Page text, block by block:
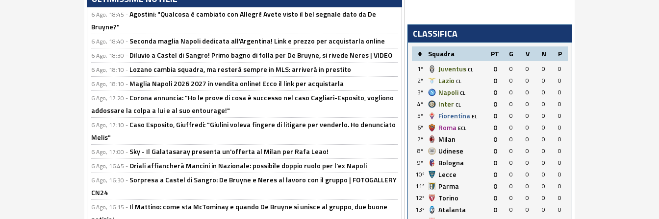
6 Ago, 18:45 -Agostini: "Qualcosa è cambiato con Allegri! Avete visto il bel segnale dato da De
Bruyne?"
6 Ago, 18:40 - Seconda maglia Napoli dedicata all'Argentina! Link e prezzo per acquistarla online
6 Ago, 18:30 - Diluvio a Castel di Sangro! Primo bagno di folla per De Bruyne, si rivede Neres | VIDEO
6 Ago, 18:10 - Lozano cambia squadra, ma resterà sempre in MLS: arriverà in prestito
6 Ago, 18:10 - Maglia Napoli 2026 2027 in vendita online! Ecco il link per acquistarla
6 Ago, 17:20 - Corona annuncia: "Ho le prove di cosa è successo nel caso Cagliari-Esposito, vogliono
addossare la colpa a lui e al suo entourage!"
6 Ago, 17:10 - Caso Esposito, Giuffredi: "Giulini voleva fingere di litigare per venderlo. Ho denunciato
Melis"
6 Ago, 17:00 - Sky - Il Galatasaray presenta un'offerta al Milan per Rafa Leao!
6 Ago, 16:45 - Oriali affiancherà Mancini in Nazionale: possibile doppio ruolo per l'ex Napoli
6 Ago, 16:30 - Sorpresa a Castel di Sangro: De Bruyne e Neres al lavoro con il gruppo | FOTOGALLERY
CN24
6 Ago, 16:15 - Il Mattino: come sta McTominay e quando De Bruyne si unisce al gruppo, due buone
CLASSIFICA
# Squadra PT G V N P
1º Juventus CL 0 0 0 0
0
2º
Lazio CL 0 0 0 0
0
3º
Napoli CL 0 0 0 0
0
4º
Inter CL 0 0 0 0
0
5º
Fiorentina EL 0 0 0 0
0
6º
Roma ECL 0 0 0 0
0
7º
Milan 0 0 0 0
0
8º
Udinese 0 0 0 0
0
9º
Bologna 0 0 0 0
0
10º
Lecce 0 0 0 0
0
11º
Parma 0 0 0 0
0
12º
Torino 0 0 0 0
0
13º
Atalanta 0 0 0 0
0